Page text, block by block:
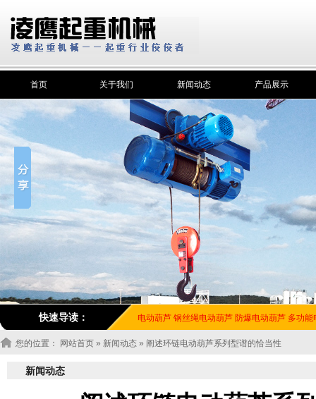
首页 关于我们 新闻动态 产品展示
快速导读： 电动葫芦 钢丝绳电动葫芦 防爆电动葫芦 多功能
您的位置： 网站首页 » 新闻动态 » 阐述环链电动葫芦系列型谱的恰当性
新闻动态